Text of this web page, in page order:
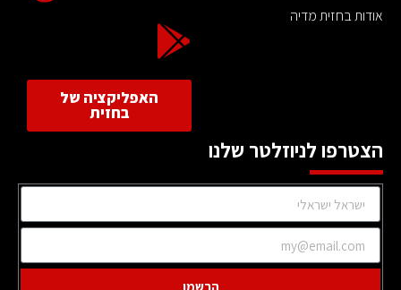
אודות בחזית מדיה
האפליקציה של
בחזית
הצטרפו לניוזלטר שלנו